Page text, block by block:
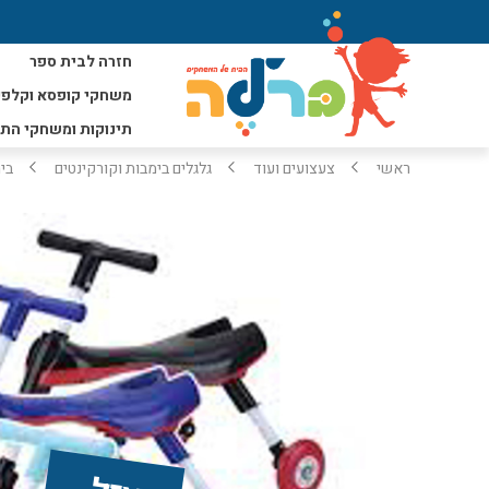
חזרה לבית ספר
משחקי קופסא
תינוקות ומשחקי
ראשי צעצועים ועוד גלגלים בימבות וקורקינטים